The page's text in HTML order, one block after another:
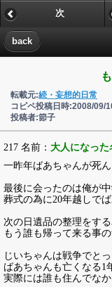
back
次
転載元:続・妄想的日常
コピペ投稿日時:2008/09/
投稿者:節子
217 名前： 大人になった
一昨年ばあちゃんが死
最後に会ったのは俺が
葬式の為に20年越しで
次の日遺品の整理をす
もう誰も帰って来る事
じいちゃんは戦争でと
ばあちゃんも亡くなる1
実際には誰も住んでな